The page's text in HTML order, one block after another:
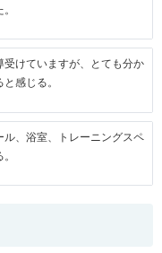
けていますが、とても分か
感じる。
、浴室、トレーニングスペ